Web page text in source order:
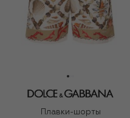
Плавки-шорты